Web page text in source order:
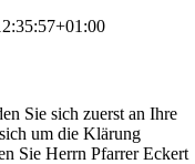
Sie sich zuerst an Ihre
sich um die Klärung
Sie Herrn Pfarrer Eckert